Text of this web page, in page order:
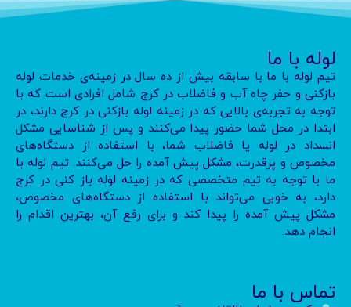
لوله با ما
تیم لوله با ما با سابقه بیش از ده سال در زمینه‌ی خدمات لوله
بازکنی و حفر چاه آب و فاضلاب در کرج شامل افرادی است که با
توجه به تجربه‌ی بالایی که در زمینه لوله بازکنی در کرج دارند، در
ابتدا در محل شما حضور پیدا می‌کنند و پس از شناسایی مشکل
انسداد در لوله یا فاضلاب شما، با استفاده از دستگاه‌های
مخصوص و پرقدرت، مشکل پیش آمده را حل می‌کنند. تیم لوله با
ما با توجه به تیم متخصصی که در زمینه لوله باز کنی در کرج
دارد، به خوبی می‌تواند با استفاده از دستگاه‌های مخصوص،
مشکل پیش آمده را پیدا کند و برای رفع آن، بهترین اقدام را
انجام دهد.
تماس با ما